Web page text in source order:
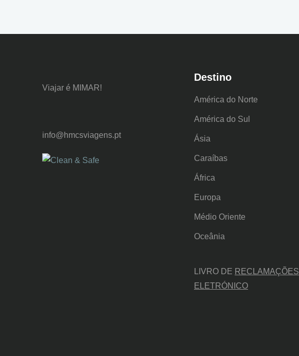
Viajar é MIMAR!
info@hmcsviagens.pt
Destino
América do Norte
América do Sul
Ásia
Caraíbas
África
Europa
Médio Oriente
Oceânia
LIVRO DE RECLAMAÇÕES
ELETRÓNICO